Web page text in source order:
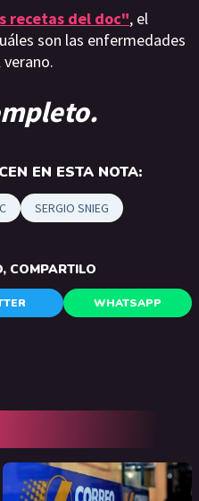
recetas del doc", el
son las enfermedades
EN ESTA NOTA:
SERGIO SNIEG
COMPARTILO
WHATSAPP